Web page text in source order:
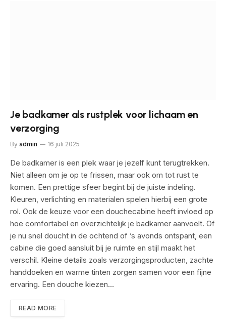
Je badkamer als rustplek voor lichaam en
verzorging
By admin 16 juli 2025
De badkamer is een plek waar je jezelf kunt terugtrekken.
Niet alleen om je op te frissen, maar ook om tot rust te
komen. Een prettige sfeer begint bij de juiste indeling.
Kleuren, verlichting en materialen spelen hierbij een grote
rol. Ook de keuze voor een douchecabine heeft invloed op
hoe comfortabel en overzichtelijk je badkamer aanvoelt. Of
je nu snel doucht in de ochtend of ’s avonds ontspant, een
cabine die goed aansluit bij je ruimte en stijl maakt het
verschil. Kleine details zoals verzorgingsproducten, zachte
handdoeken en warme tinten zorgen samen voor een fijne
ervaring. Een douche kiezen…
READ MORE